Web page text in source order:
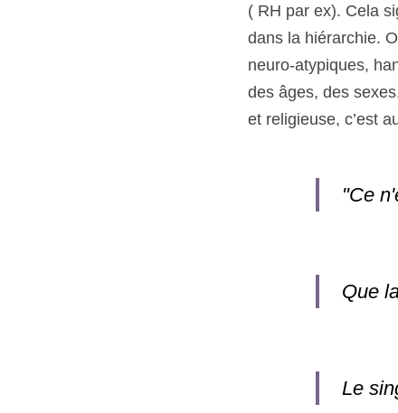
( RH par ex). Cela
dans la hiérarchie.
neuro-atypiques,
des âges, des
et religieuse, c’est
"Ce
Que
Le